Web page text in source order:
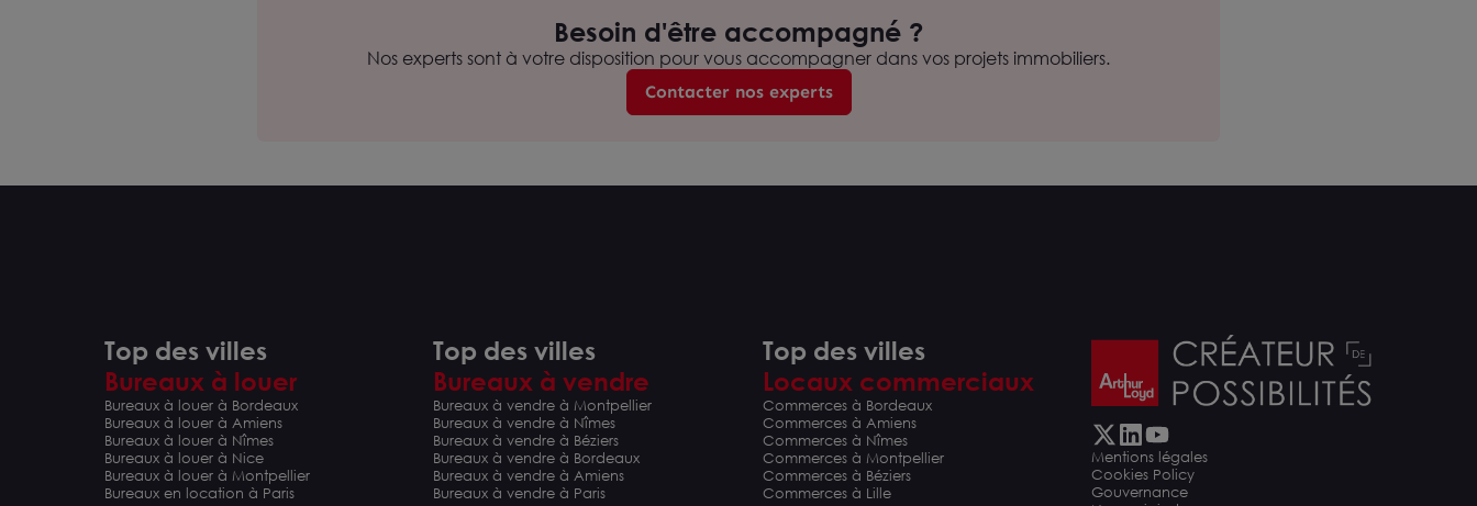
Besoin d'être accompagné ?
Nos experts sont à votre disposition pour vous accompagner dans vos projets immobiliers.
Contacter nos experts
Top des villes
Bureaux à louer
Bureaux à louer à Bordeaux
Bureaux à louer à Amiens
Bureaux à louer à Nîmes
Bureaux à louer à Nice
Bureaux à louer à Montpellier
Bureaux en location à Paris
Top des villes
Bureaux à vendre
Bureaux à vendre à Montpellier
Bureaux à vendre à Nîmes
Bureaux à vendre à Béziers
Bureaux à vendre à Bordeaux
Bureaux à vendre à Amiens
Bureaux à vendre à Paris
Top des villes
Locaux commerciaux
Commerces à Bordeaux
Commerces à Amiens
Commerces à Nîmes
Commerces à Montpellier
Commerces à Béziers
Commerces à Lille
Mentions légales
Cookies Policy
Gouvernance